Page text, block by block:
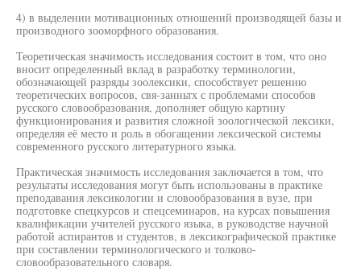
4) в выделении мотивационных отношений производящей базы и
производного зооморфного образования.
Теоретическая значимость исследования состоит в том, что оно
вносит определенный вклад в разработку терминологии,
обозначающей разряды зоолексики, способствует решению
теоретических вопросов, свя-занньтх с проблемами способов
русского словообразования, дополняет общую картину
функционирования и развития сложной зоологической лексики,
определяя её место и роль в обогащении лексической системы
современного русского литературного языка.
Практическая значимость исследования заключается в том, что
результаты исследования могут быть использованы в практике
преподавания лексикологии и словообразования в вузе, при
подготовке спецкурсов и спецсеминаров, на курсах повышения
квалификации учителей русского языка, в руководстве научной
работой аспирантов и студентов, в лексикографической практике
при составлении терминологического и толково-
словообразовательного словаря.